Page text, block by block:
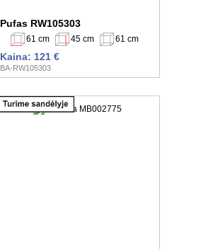
Pufas RW105303
61 cm 45 cm 61 cm
Kaina: 121 €
BA-RW105303